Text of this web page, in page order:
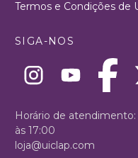
Termos e Condições de
SIGA-NOS
Horário de
às 17:00
loja@uiclap.com